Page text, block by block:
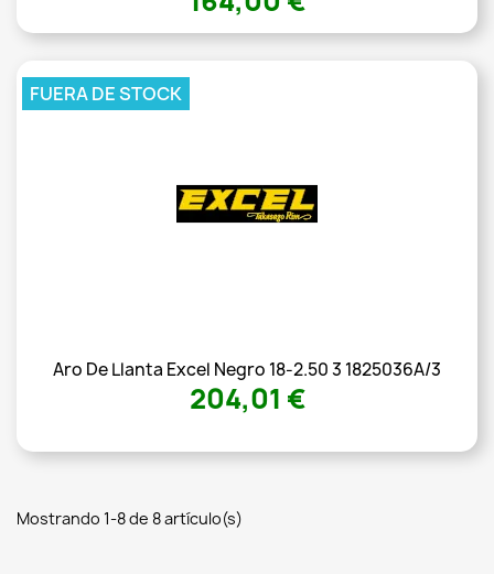
Aro De Llanta Excel Negro 18-2.50 3 1825036A/3
204,01 €
FUERA DE STOCK
Mostrando 1-8 de 8 artículo(s)